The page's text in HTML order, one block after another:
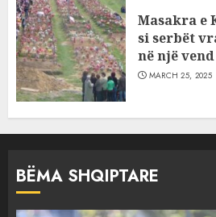
Masakra e
si serbët
në një vend
MARCH 25, 2025
BËMA SHQIPTARE